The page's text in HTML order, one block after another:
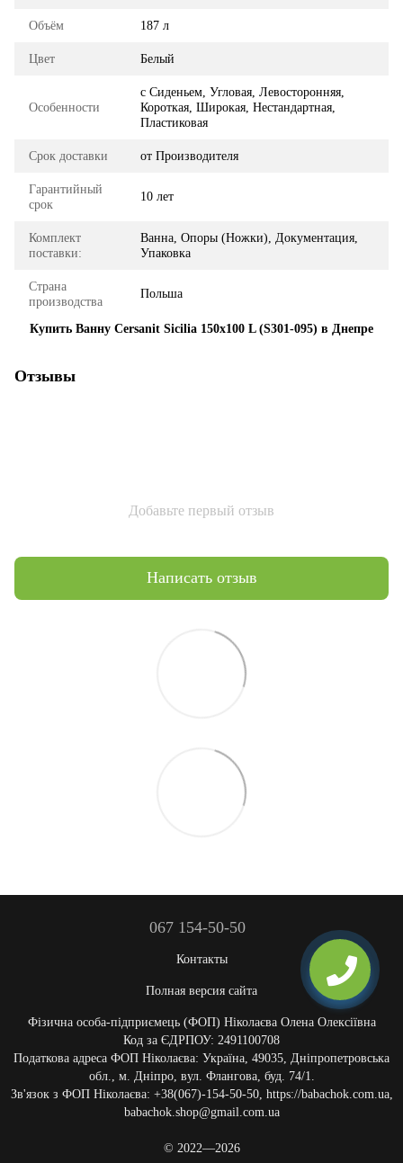
Объём 187 л
Цвет Белый
Особенности
с Сиденьем, Угловая, Левосторонняя,
Короткая, Широкая, Нестандартная,
Пластиковая
Срок доставки от Производителя
Гарантийный
срок
10 лет
Комплект
поставки:
Ванна, Опоры (Ножки), Документация,
Упаковка
Страна
производства
Польша
Купить Ванну Cersanit Sicilia 150x100 L (S301-095) в Днепре
Отзывы
Добавьте первый отзыв
Написать отзыв
067 154-50-50
Контакты
Полная версия сайта
Фізична особа-підприємець (ФОП) Ніколаєва Олена Олексіївна
Код за ЄДРПОУ: 2491100708
Податкова адреса ФОП Ніколаєва: Україна, 49035, Дніпропетровська
обл., м. Дніпро, вул. Флангова, буд. 74/1.
Зв'язок з ФОП Ніколаєва: +38(067)-154-50-50, https://babachok.com.ua,
babachok.shop@gmail.com.ua
© 2022—2026